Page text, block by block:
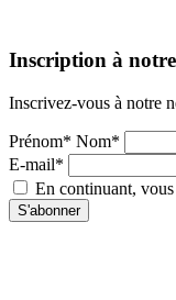
Inscription à
Inscrivez-vous à notre
Prénom* Nom*
E-mail*
En continuant,